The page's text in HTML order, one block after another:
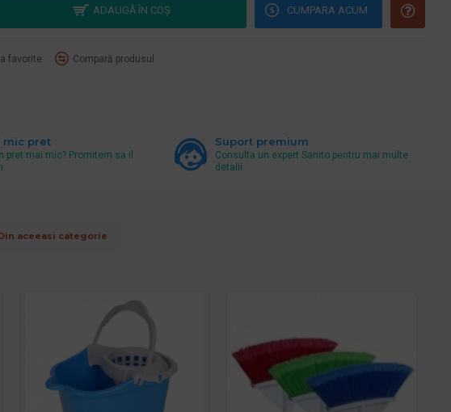
ADAUGĂ ÎN COŞ CUMPARA ACUM
favorite Compară produsul
mic pret
pret mai mic? Promitem sa il
Suport premium
Consulta un expert Sanito pentru mai multe
detalii
aceeasi categorie